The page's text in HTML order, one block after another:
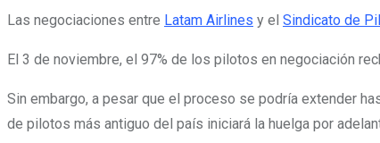
Las negociaciones entre Latam Airlines y el Sindicato de
El 3 de noviembre, el 97% de los pilotos en negociación
Sin embargo, a pesar que el proceso se podría extender
de pilotos más antiguo del país iniciará la huelga por